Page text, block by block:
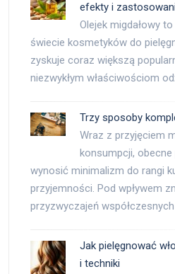
efekty i
Olejek migdałowy
świecie kosmetyków do
zyskuje coraz większą
niezwykłym właściwościom
Trzy sposoby
Wraz z przyjęciem
konsumpcji, obecne
wynosić minimalizm do rangi
przyjemności. Pod wpływem
przyzwyczajeń
Jak pielęgnować
i techniki